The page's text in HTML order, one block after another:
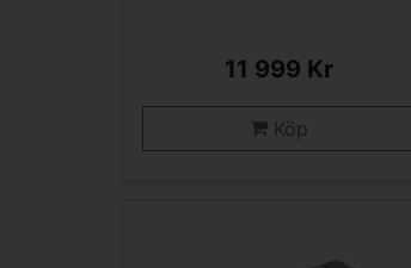
11 999 Kr
Köp